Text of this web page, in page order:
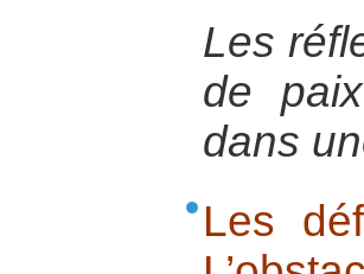
Les
de
dans
Les